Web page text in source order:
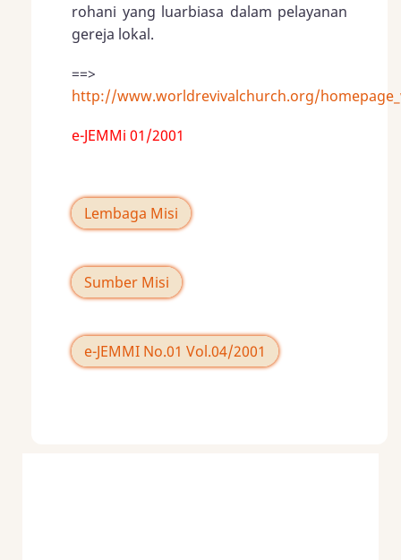
rohani yang luarbiasa dalam pelayanan
gereja lokal.
==>
http://www.worldrevivalchurch.org/
e-JEMMi 01/2001
Lembaga Misi
Sumber Misi
e-JEMMI No.01 Vol.04/2001